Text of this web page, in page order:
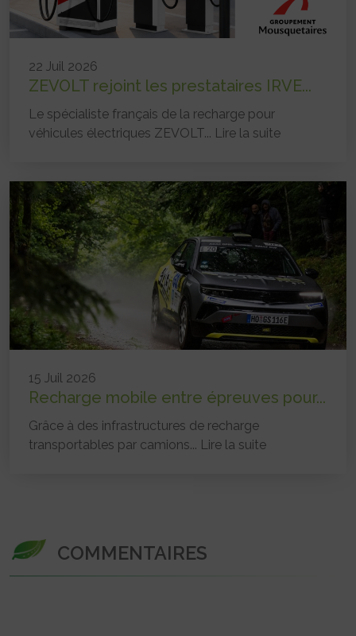
22 Juil 2026
ZEVOLT rejoint les prestataires IRVE...
Le spécialiste français de la recharge pour
véhicules électriques ZEVOLT... Lire la suite
15 Juil 2026
Recharge mobile entre épreuves pour...
Grâce à des infrastructures de recharge
transportables par camions... Lire la suite
COMMENTAIRES